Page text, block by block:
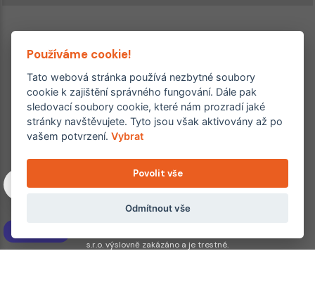
Ordinace roku
Rehabilitační ordinace
2. místo – 2017/2019
Copyright © 2011–2026 FYZIOklinika s.r.o.
Machkova 1642/2, Praha 4, Jižní Město – Chodov
Všechna práva vyhrazena. Jakékoliv užití obsahu či jeho částí
s.r.o. výslovně zakázáno a je trestné.
Používáme cookie!
Tato webová stránka používá nezbytné soubory
cookie k zajištění správného fungování. Dále pak
sledovací soubory cookie, které nám prozradí jaké
stránky navštěvujete. Tyto jsou však aktivovány až po
vašem potvrzení.Vybrat
Povolit vše
Odmítnout vše